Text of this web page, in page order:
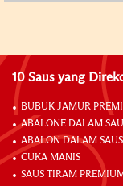
10 Saus yang
BUBUK JAMUR
ABALONE DALAM
ABALON DALAM
CUKA MANIS
SAUS TIRAM